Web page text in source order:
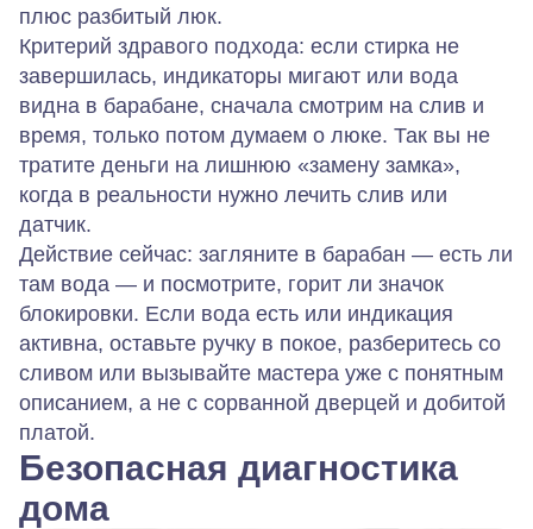
плюс разбитый люк.
Критерий здравого подхода: если стирка не
завершилась, индикаторы мигают или вода
видна в барабане, сначала смотрим на слив и
время, только потом думаем о люке. Так вы не
тратите деньги на лишнюю «замену замка»,
когда в реальности нужно лечить слив или
датчик.
Действие сейчас: загляните в барабан — есть ли
там вода — и посмотрите, горит ли значок
блокировки. Если вода есть или индикация
активна, оставьте ручку в покое, разберитесь со
сливом или вызывайте мастера уже с понятным
описанием, а не с сорванной дверцей и добитой
платой.
Безопасная диагностика
дома